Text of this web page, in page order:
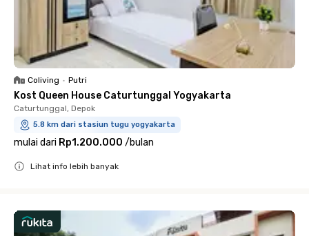
Coliving • Putri
Kost Queen House Caturtunggal Yogyakarta
Caturtunggal, Depok
5.8 km dari stasiun tugu yogyakarta
mulai dari Rp1.200.000 /bulan
Lihat info lebih banyak